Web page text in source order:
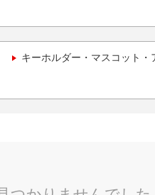
キーホルダー・マスコット・